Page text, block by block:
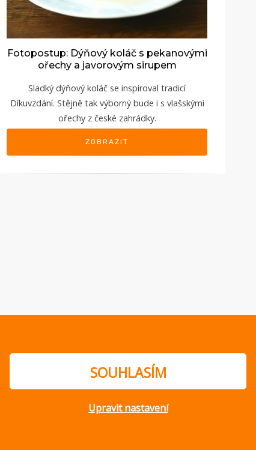
Fotopostup: Dýňový koláč s pekanovými
ořechy a javorovým sirupem
Sladký dýňový koláč se inspiroval tradicí
Díkuvzdání. Stějně tak výborný bude i s vlašskými
ořechy z české zahrádky.
ZOBRAZIT
SOUHLASÍM
Upravit nastavení